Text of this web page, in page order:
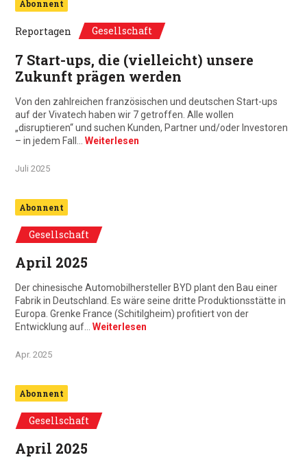
Abonnent
Reportagen Gesellschaft
7 Start-ups, die (vielleicht) unsere
Zukunft prägen werden
Von den zahlreichen französischen und deutschen Start-ups
auf der Vivatech haben wir 7 getroffen. Alle wollen
„disruptieren“ und suchen Kunden, Partner und/oder Investoren
– in jedem Fall… Weiterlesen
Juli 2025
Abonnent
Gesellschaft
April 2025
Der chinesische Automobilhersteller BYD plant den Bau einer
Fabrik in Deutschland. Es wäre seine dritte Produktionsstätte in
Europa. Grenke France (Schitilgheim) profitiert von der
Entwicklung auf… Weiterlesen
Apr. 2025
Abonnent
Gesellschaft
April 2025